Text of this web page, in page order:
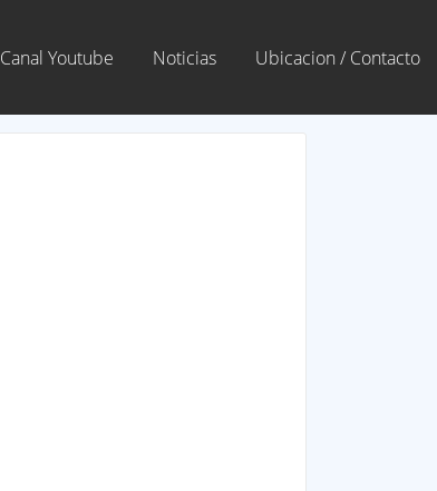
Canal Youtube Noticias Ubicacion / Contacto